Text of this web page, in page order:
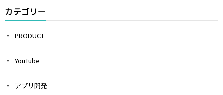
カテゴリー
PRODUCT
YouTube
アプリ開発